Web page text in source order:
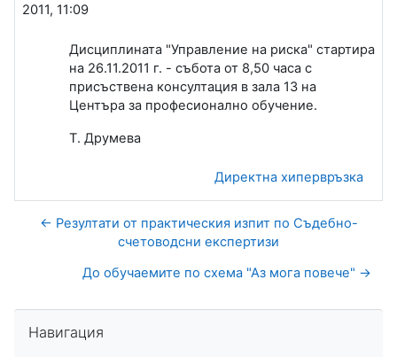
2011, 11:09
Дисциплината "Управление на риска" стартира
на 26.11.2011 г. - събота от 8,50 часа с
присъствена консултация в зала 13 на
Центъра за професионално обучение.
Т. Друмева
Директна хипервръзка
← Резултати от практическия изпит по Съдебно-
счетоводсни експертизи
До обучаемите по схема "Аз мога повече" →
Навигация